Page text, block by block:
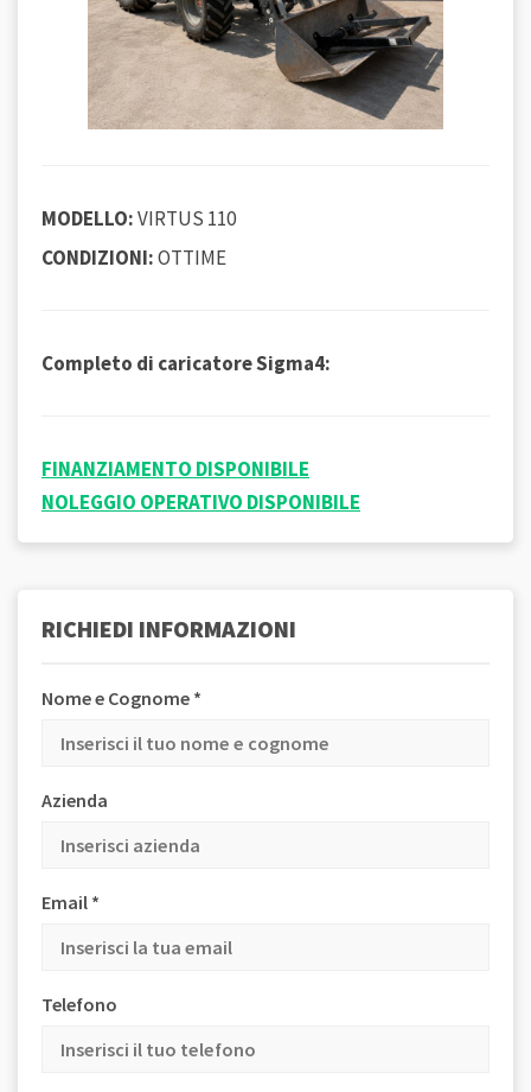
MODELLO:VIRTUS 110
CONDIZIONI:OTTIME
Completo di caricatore Sigma4:
FINANZIAMENTO DISPONIBILE
NOLEGGIO OPERATIVO DISPONIBILE
RICHIEDI INFORMAZIONI
Nome e Cognome *
Azienda
Email *
Telefono